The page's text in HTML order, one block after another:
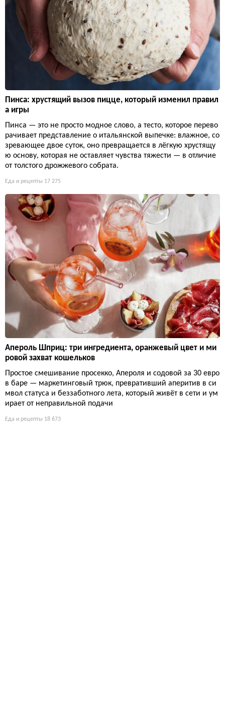
Пинса: хрустящий вызов пицце, который изменил правил
а игры
Пинса — это не просто модное слово, а тесто, которое перево
рачивает представление о итальянской выпечке: влажное, со
зревающее двое суток, оно превращается в лёгкую хрустящу
ю основу, которая не оставляет чувства тяжести — в отличие
от толстого дрожжевого собрата.
Еда и рецепты 17 275
Апероль Шприц: три ингредиента, оранжевый цвет и ми
ровой захват кошельков
Простое смешивание просекко, Апероля и содовой за 30 евро
в баре — маркетинговый трюк, превративший аперитив в си
мвол статуса и беззаботного лета, который живёт в сети и ум
ирает от неправильной подачи
Еда и рецепты 18 673